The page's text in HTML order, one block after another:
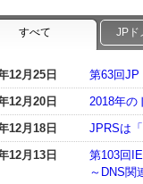
すべて JPド
12月25日
第63回JP
12月20日
2018年の
12月18日
JPRSは
12月13日
第103回
～DNS関